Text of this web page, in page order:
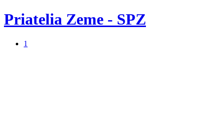
Priatelia Zeme - SPZ
1